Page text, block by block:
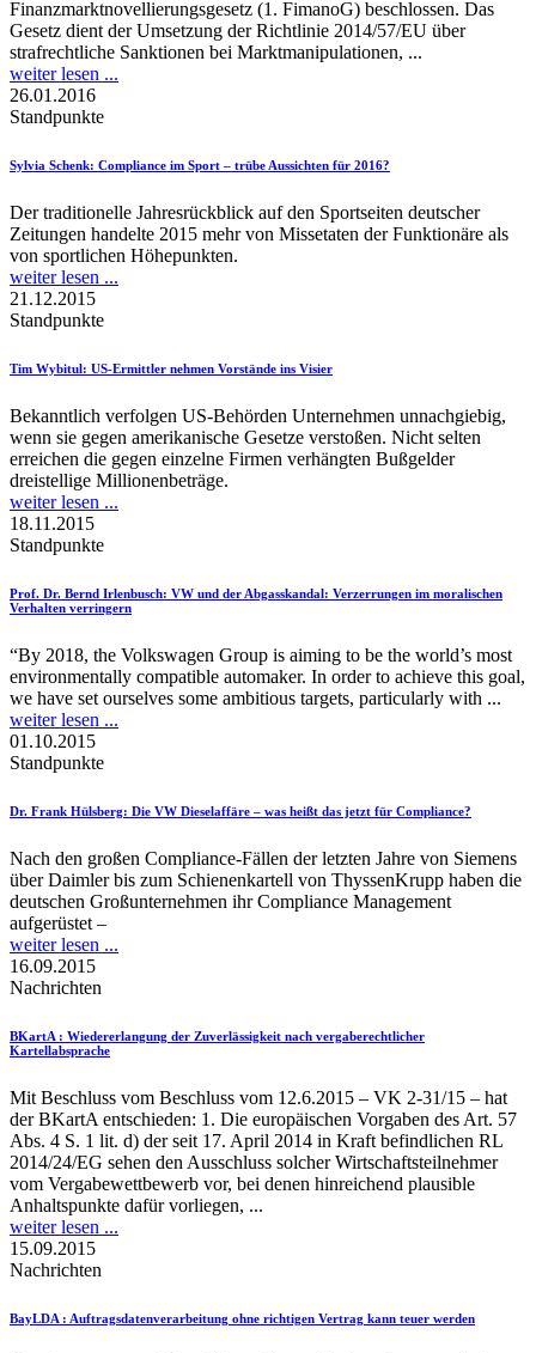
Finanzmarktnovellierungsgesetz (1. FimanoG) beschlossen. Das
Gesetz dient der Umsetzung der Richtlinie 2014/57/EU über
strafrechtliche Sanktionen bei Marktmanipulationen, ...
weiter lesen ...
26.01.2016
Standpunkte
Sylvia Schenk: Compliance im Sport – trübe Aussichten für 2016?
Der traditionelle Jahresrückblick auf den Sportseiten deutscher
Zeitungen handelte 2015 mehr von Missetaten der Funktionäre als
von sportlichen Höhepunkten.
weiter lesen ...
21.12.2015
Standpunkte
Tim Wybitul: US-Ermittler nehmen Vorstände ins Visier
Bekanntlich verfolgen US-Behörden Unternehmen unnachgiebig,
wenn sie gegen amerikanische Gesetze verstoßen. Nicht selten
erreichen die gegen einzelne Firmen verhängten Bußgelder
dreistellige Millionenbeträge.
weiter lesen ...
18.11.2015
Standpunkte
Prof. Dr. Bernd Irlenbusch: VW und der Abgasskandal: Verzerrungen im moralischen
Verhalten verringern
“By 2018, the Volkswagen Group is aiming to be the world’s most
environmentally compatible automaker. In order to achieve this goal,
we have set ourselves some ambitious targets, particularly with ...
weiter lesen ...
01.10.2015
Standpunkte
Dr. Frank Hülsberg: Die VW Dieselaffäre – was heißt das jetzt für Compliance?
Nach den großen Compliance-Fällen der letzten Jahre von Siemens
über Daimler bis zum Schienenkartell von ThyssenKrupp haben die
deutschen Großunternehmen ihr Compliance Management
aufgerüstet –
weiter lesen ...
16.09.2015
Nachrichten
BKartA : Wiedererlangung der Zuverlässigkeit nach vergaberechtlicher
Kartellabsprache
Mit Beschluss vom Beschluss vom 12.6.2015 – VK 2-31/15 – hat
der BKartA entschieden: 1. Die europäischen Vorgaben des Art. 57
Abs. 4 S. 1 lit. d) der seit 17. April 2014 in Kraft befindlichen RL
2014/24/EG sehen den Ausschluss solcher Wirtschaftsteilnehmer
vom Vergabewettbewerb vor, bei denen hinreichend plausible
Anhaltspunkte dafür vorliegen, ...
weiter lesen ...
15.09.2015
Nachrichten
BayLDA : Auftragsdatenverarbeitung ohne richtigen Vertrag kann teuer werden